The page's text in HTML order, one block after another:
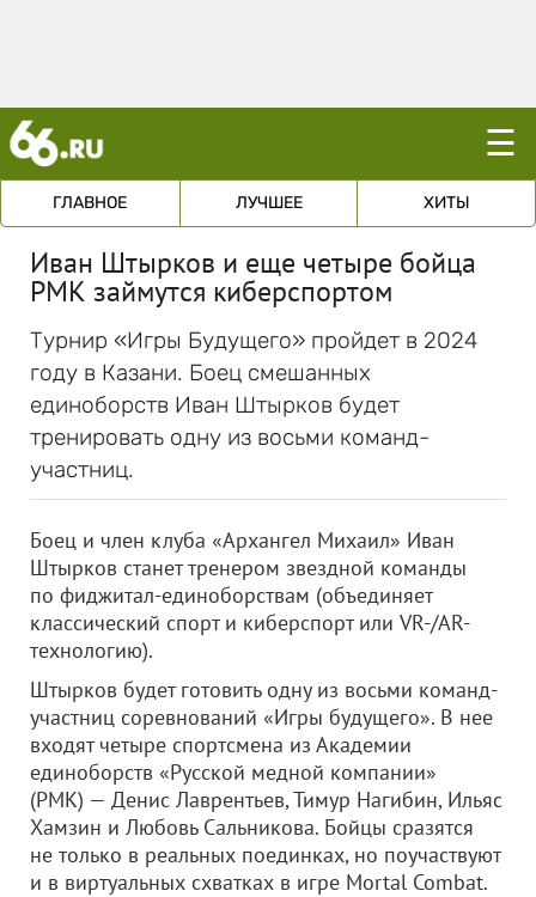
☰
ГЛАВНОЕ ЛУЧШЕЕ ХИТЫ
Иван Штырков и еще четыре бойца
РМК займутся киберспортом
Турнир «Игры Будущего» пройдет в 2024
году в Казани. Боец смешанных
единоборств Иван Штырков будет
тренировать одну из восьми команд-
участниц.
Боец и член клуба «Архангел Михаил» Иван
Штырков станет тренером звездной команды
по фиджитал-единоборствам (объединяет
классический спорт и киберспорт или VR-/AR-
технологию).
Штырков будет готовить одну из восьми команд-
участниц соревнований «Игры будущего». В нее
входят четыре спортсмена из Академии
единоборств «Русской медной компании»
(РМК) — Денис Лаврентьев, Тимур Нагибин, Ильяс
Хамзин и Любовь Сальникова. Бойцы сразятся
не только в реальных поединках, но поучаствуют
и в виртуальных схватках в игре Mortal Combat.